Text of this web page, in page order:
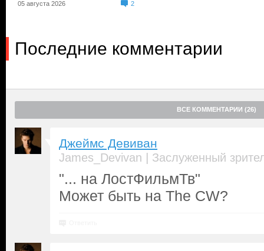
05 августа 2026 2
Последние комментарии
ВСЕ КОММЕНТАРИИ (26)
Джеймс Девиван
James_Devivan | Заслуженный
"... на ЛостФильмТв"
Может быть на The CW?